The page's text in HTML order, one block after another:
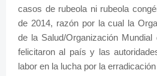
casos de rubeola ni rubeola
de 2014, razón por la cual la
de la Salud/Organización
felicitaron al país y las
labor en la lucha por la